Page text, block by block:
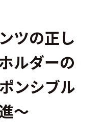
ツの正し
ルダーの
ンシブル
〜